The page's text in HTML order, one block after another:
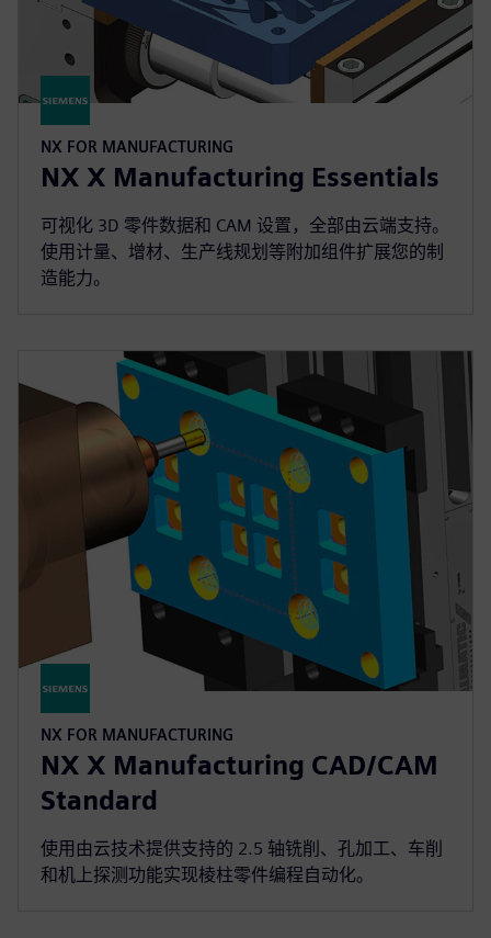
NX FOR MANUFACTURING
NX X Manufacturing Essentials
可视化 3D 零件数据和 CAM 设置，全部由云端支持。
使用计量、增材、生产线规划等附加组件扩展您的制
造能力。
NX FOR MANUFACTURING
NX X Manufacturing CAD/CAM
Standard
使用由云技术提供支持的 2.5 轴铣削、孔加工、车削
和机上探测功能实现棱柱零件编程自动化。